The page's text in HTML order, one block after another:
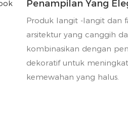
Penampilan Yang
Produk langit -langit dan
arsitektur yang canggih
kombinasikan dengan
dekoratif untuk
kemewahan yang halus.